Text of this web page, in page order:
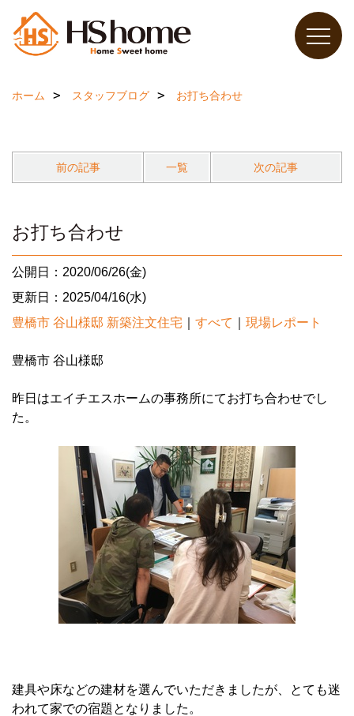
ホーム スタッフブログ お打ち合わせ
前の記事 一覧 次の記事
お打ち合わせ
公開日：2020/06/26(金)
更新日：2025/04/16(水)
豊橋市 谷山様邸 新築注文住宅
すべて 現場レポート
豊橋市 谷山様邸
昨日はエイチエスホームの事務所にてお打ち合わせでし
た。
建具や床などの建材を選んでいただきましたが、とても迷
われて家での宿題となりました。